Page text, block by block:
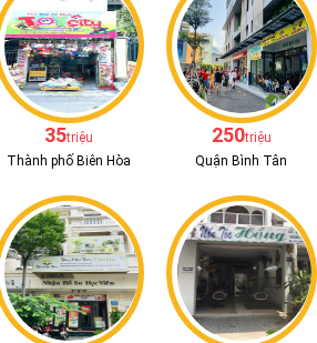
35triệu
Thành phố Biên Hòa
250triệu
Quận Bình Tân